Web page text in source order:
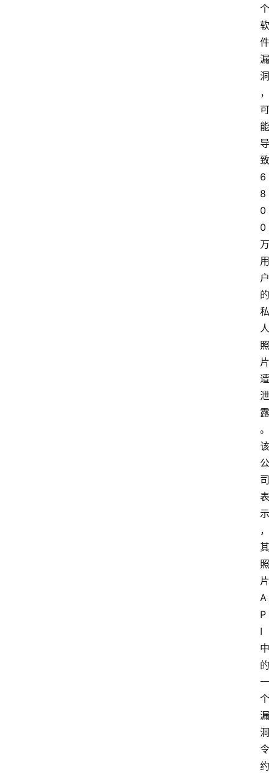
个
软
件
漏
洞
，
可
能
导
致
6
8
0
0
万
用
户
的
私
人
照
片
遭
泄
露
。
该
公
司
表
示
，
其
照
片
A
P
I
中
的
一
个
漏
洞
令
约